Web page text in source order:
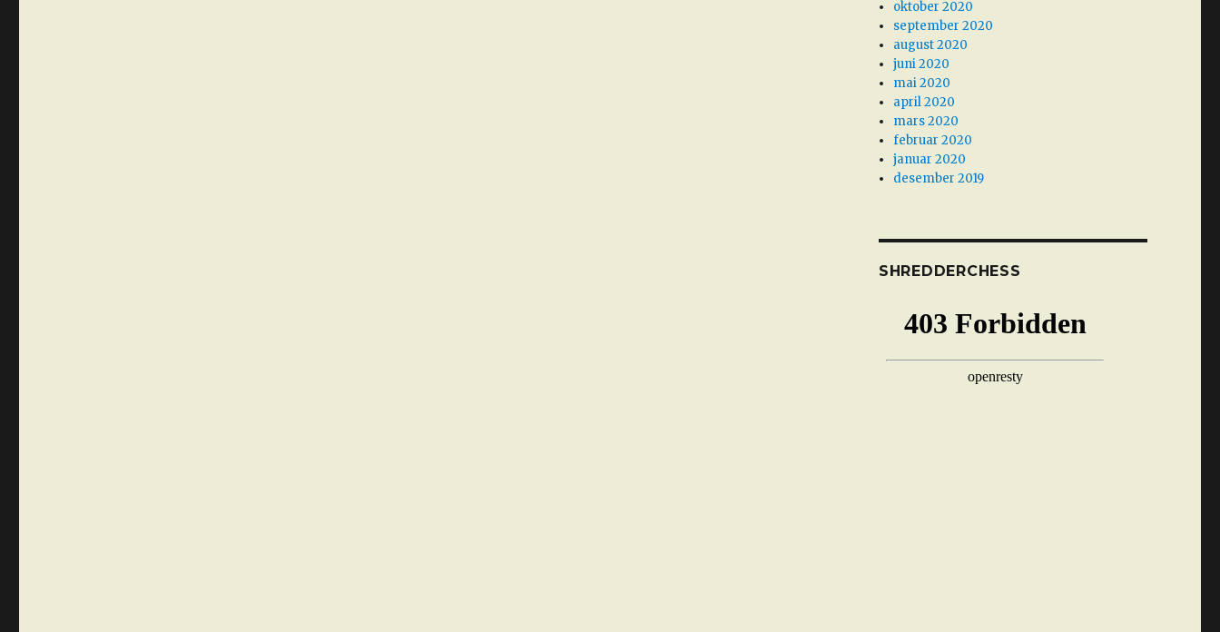
oktober 2020
september 2020
august 2020
juni 2020
mai 2020
april 2020
mars 2020
februar 2020
januar 2020
desember 2019
SHREDDERCHESS